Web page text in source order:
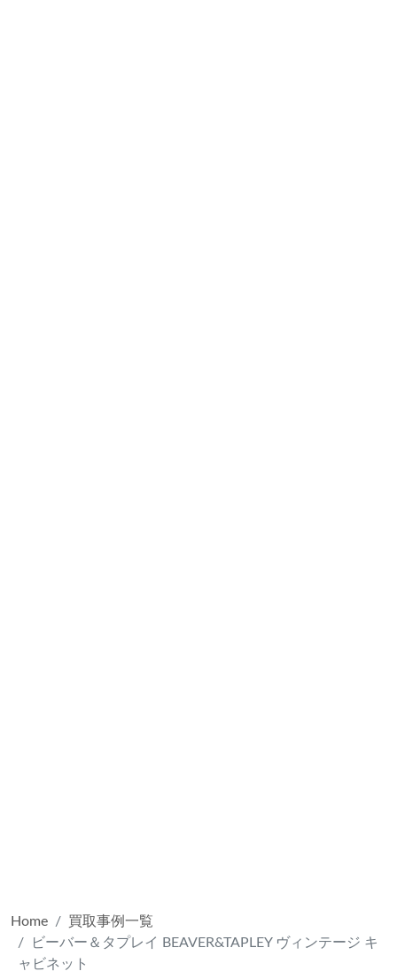
Home
買取事例一覧
ビーバー＆タプレイ BEAVER&TAPLEY ヴィンテージ キ
ャビネット